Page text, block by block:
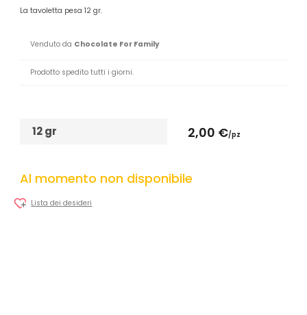
La tavoletta pesa 12 gr.
Venduto da Chocolate For Family
Prodotto spedito tutti i giorni.
12 gr 2,00 €/pz
Al momento non disponibile
Lista dei desideri